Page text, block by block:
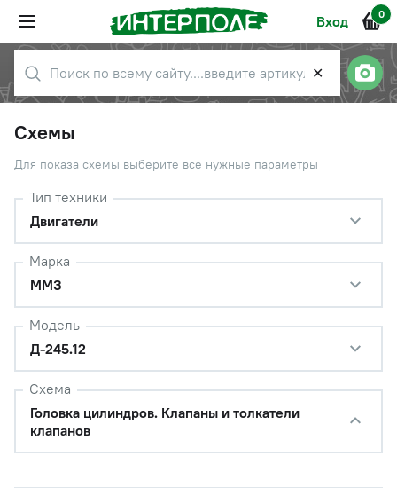
Вход 0
✕
Схемы
Для показа схемы выберите все нужные параметры
Тип техники
Двигатели
Марка
ММЗ
Модель
Д-245.12
Схема
Головка цилиндров. Клапаны и толкатели
клапанов